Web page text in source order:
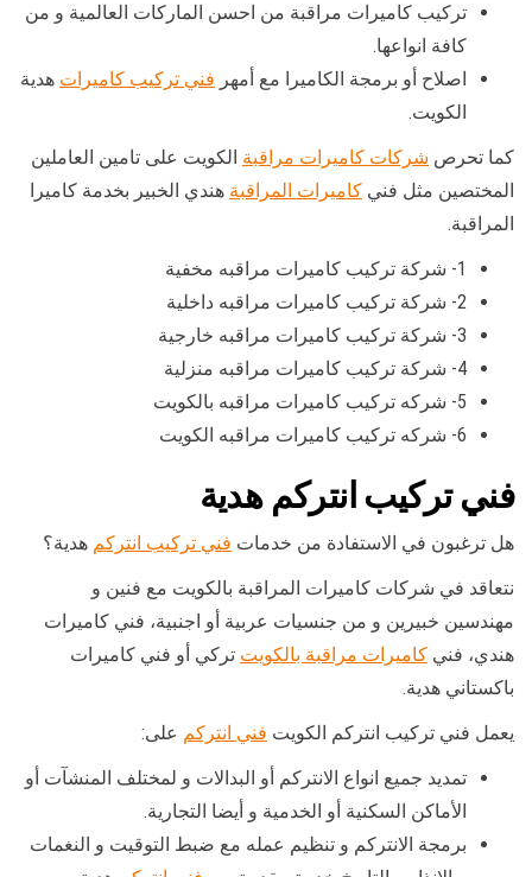
تركيب كاميرات مراقبة من احسن الماركات العالمية و من
كافة انواعها.
اصلاح أو برمجة الكاميرا مع أمهر فني تركيب كاميرات هدية
الكويت.
كما تحرص شركات كاميرات مراقبة الكويت على تامين العاملين
المختصين مثل فني كاميرات المراقبة هندي الخبير بخدمة كاميرا
المراقبة.
1- شركة تركيب كاميرات مراقبه مخفية
2- شركة تركيب كاميرات مراقبه داخلية
3- شركة تركيب كاميرات مراقبه خارجية
4- شركة تركيب كاميرات مراقبه منزلية
5- شركه تركيب كاميرات مراقبه بالكويت
6- شركه تركيب كاميرات مراقبه الكويت
فني تركيب انتركم هدية
هل ترغبون في الاستفادة من خدمات فني تركيب انتركم هدية؟
نتعاقد في شركات كاميرات المراقبة بالكويت مع فنين و
مهندسين خبيرين و من جنسيات عربية أو اجنبية، فني كاميرات
هندي، فني كاميرات مراقبة بالكويت تركي أو فني كاميرات
باكستاني هدية.
يعمل فني تركيب انتركم الكويت فني انتركم على:
تمديد جميع انواع الانتركم أو البدالات و لمختلف المنشآت أو
الأماكن السكنية أو الخدمية و أيضا التجارية.
برمجة الانتركم و تنظيم عمله مع ضبط التوقيت و النغمات